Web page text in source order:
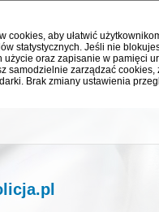
cookies, aby ułatwić
statystycznych. Jeśli nie
użycie oraz zapisanie w pamięci
samodzielnie zarządzać cookies,
Brak zmiany ustawienia